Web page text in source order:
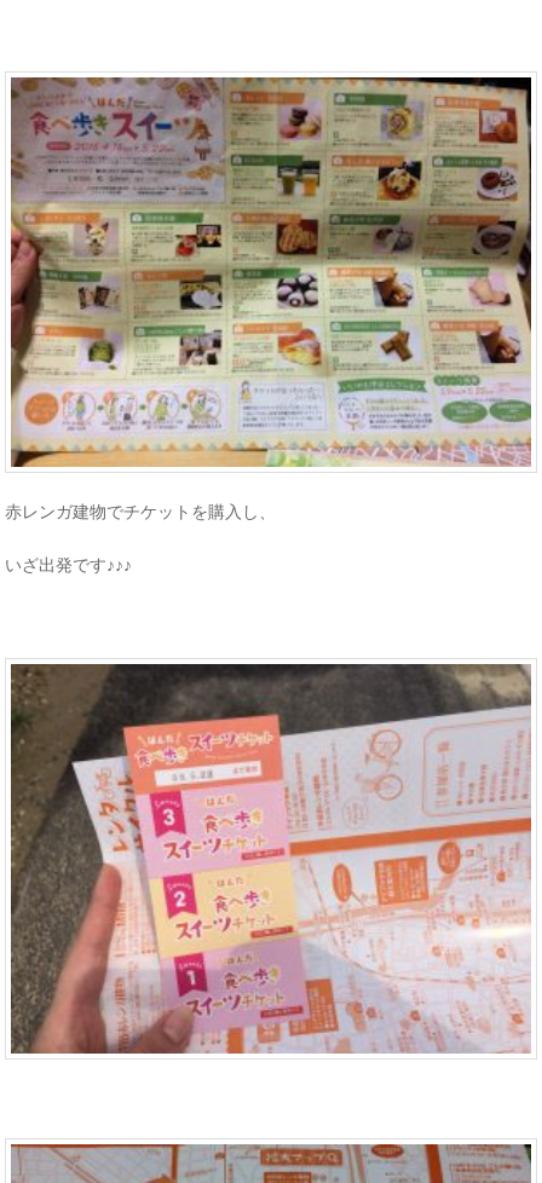
赤レンガ建物でチケットを購入し、
いざ出発です♪♪♪